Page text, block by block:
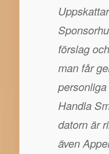
förslag
man får
Handla
datorn är
även